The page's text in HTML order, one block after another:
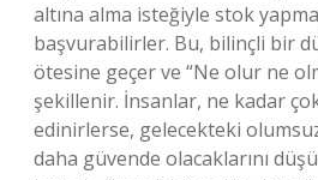
altına alma isteğiyle stok
başvurabilirler. Bu, bilinçli bir
ötesine geçer ve “Ne olur ne
şekillenir. İnsanlar, ne kadar
edinirlerse, gelecekteki
daha güvende olacaklarını